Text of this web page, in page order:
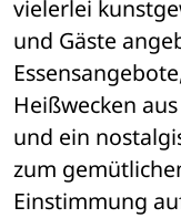
vielerlei
und Gäste
Heißwecken
und ein
zum
Einstimmung